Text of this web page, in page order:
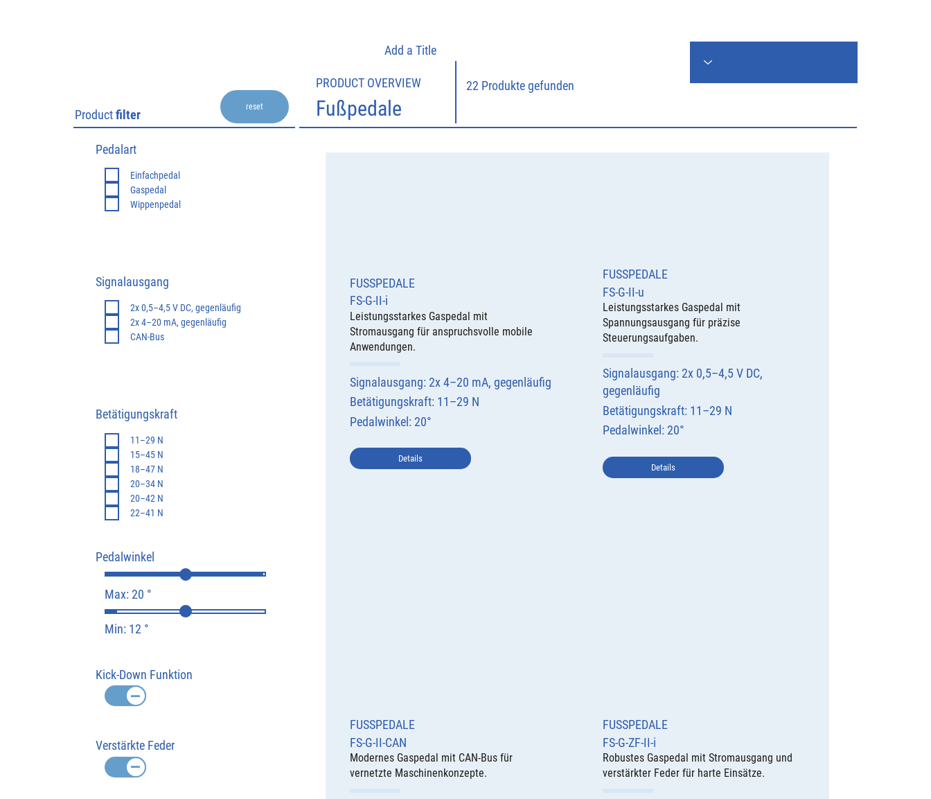
FUSSPEDALE
FS-G-II-i
Leistungsstarkes Gaspedal mit
Stromausgang für anspruchsvolle mobile
Anwendungen.
Signalausgang: 2x 4–20 mA, gegenläufig
Betätigungskraft: 11–29 N
Pedalwinkel: 20°
Details
FUSSPEDALE
FS-G-II-u
Leistungsstarkes Gaspedal mit
Spannungsausgang für präzise
Steuerungsaufgaben.
Signalausgang: 2x 0,5–4,5 V DC,
gegenläufig
Betätigungskraft: 11–29 N
Pedalwinkel: 20°
Details
FUSSPEDALE
FS-G-II-CAN
Modernes Gaspedal mit CAN-Bus für
vernetzte Maschinenkonzepte.
FUSSPEDALE
FS-G-ZF-II-i
Robustes Gaspedal mit Stromausgang und
verstärkter Feder für harte Einsätze.
Pedalart
Einfachpedal
Gaspedal
Wippenpedal
Signalausgang
2x 0,5–4,5 V DC, gegenläufig
2x 4–20 mA, gegenläufig
CAN-Bus
Betätigungskraft
11–29 N
15–45 N
18–47 N
20–34 N
20–42 N
22–41 N
Pedalwinkel
Max: 20 °
Min: 12 °
Kick-Down Funktion
Verstärkte Feder
22 Produkte gefunden
PRODUCT OVERVIEW
Fußpedale
Productfilter
reset
Add a Title